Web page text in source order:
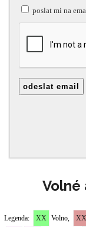
Volné